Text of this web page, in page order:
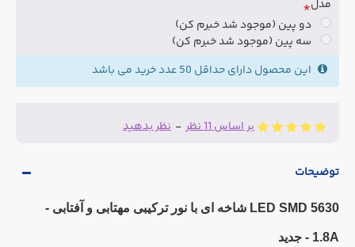
بر اساس 11 نظر - نظر بدهید
مدل
دو پین (موجود شد خبرم کن)
سه پین (موجود شد خبرم کن)
این محصول دارای حداقل 50 عدد خرید می باشد
توضیحات
LED SMD 5630 شاخه ای با نور ترکیبی مهتابی و آفتابی -
1.8A - جدید